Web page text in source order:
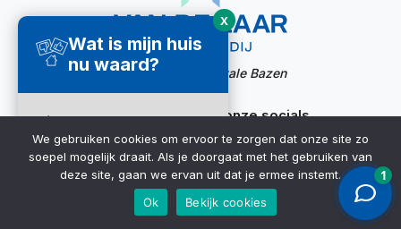
Wat is mijn huis
nu waard?
Direct een
waardecheck
ontvangen ➜
X
Website door: Digitale Bazen
Ook bereikbaar via onze socials
We gebruiken cookies om ervoor te zorgen dat onze site zo
soepel mogelijk draait. Als je doorgaat met het gebruiken van
deze site, gaan we ervan uit dat je ermee instemt.
Ok
Bekijk cookies